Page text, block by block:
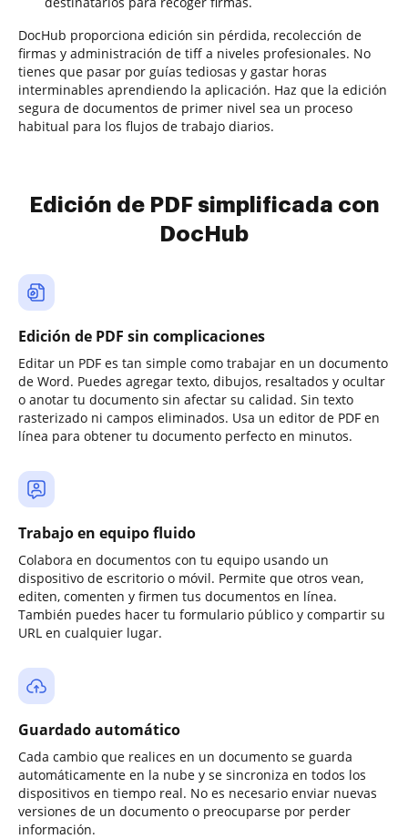
DocHub proporciona edición sin pérdida, recolección de
firmas y administración de tiff a niveles profesionales. No
tienes que pasar por guías tediosas y gastar horas
interminables aprendiendo la aplicación. Haz que la edición
segura de documentos de primer nivel sea un proceso
habitual para los flujos de trabajo diarios.
Edición de PDF simplificada con
DocHub
Edición de PDF sin complicaciones
Editar un PDF es tan simple como trabajar en un documento
de Word. Puedes agregar texto, dibujos, resaltados y ocultar
o anotar tu documento sin afectar su calidad. Sin texto
rasterizado ni campos eliminados. Usa un editor de PDF en
línea para obtener tu documento perfecto en minutos.
Trabajo en equipo fluido
Colabora en documentos con tu equipo usando un
dispositivo de escritorio o móvil. Permite que otros vean,
editen, comenten y firmen tus documentos en línea.
También puedes hacer tu formulario público y compartir su
URL en cualquier lugar.
Guardado automático
Cada cambio que realices en un documento se guarda
automáticamente en la nube y se sincroniza en todos los
dispositivos en tiempo real. No es necesario enviar nuevas
versiones de un documento o preocuparse por perder
información.